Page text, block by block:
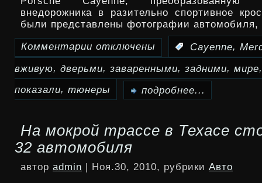
внедорожника в разительно спортивное
были представлены фотографии автомобиля,
Комментарии
записи
Тюнеры
вживую
показали
первый
отключены Cayenne,
вживую, дверьми, заваренными, задними, мире
показали, тюнеры подробнее...
На мокрой трассе в Техасе
32 автомобиля
автор admin | Ноя.30, 2010, рубрики Авто